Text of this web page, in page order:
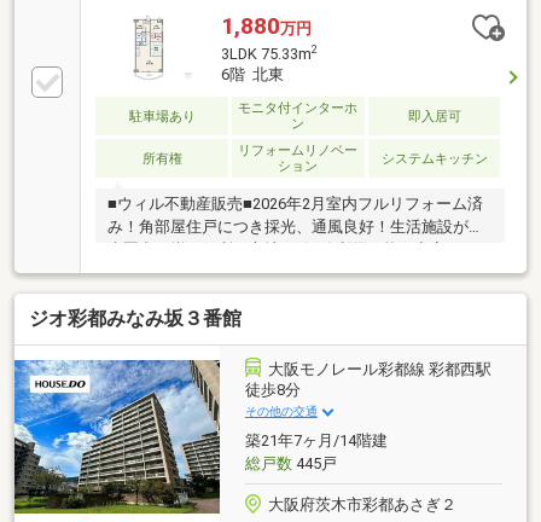
1,880万円
3LDK 75.33m2
6階 北東
駐車場あり
モニタ付インターホ
ン
即入居可
所有権
リフォームリノベー
ション
システムキッチン
■ウィル不動産販売■2026年2月室内フルリフォーム済
み！角部屋住戸につき採光、通風良好！生活施設が徒
き即日内覧可能です！お気軽にお問い合わせくださ
い！
ジオ彩都みなみ坂３番館
大阪モノレール彩都線 彩都西駅
徒歩8分
その他の交通
築21年7ヶ月/14階建
総戸数445戸
大阪府茨木市彩都あさぎ２